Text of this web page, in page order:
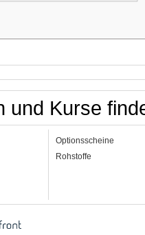
und Kurse
Optionsscheine
Rohstoffe